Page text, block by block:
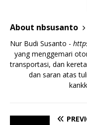
About nbsusanto
Nur Budi Susanto -
yang menggemari
transportasi, dan
dan saran atas